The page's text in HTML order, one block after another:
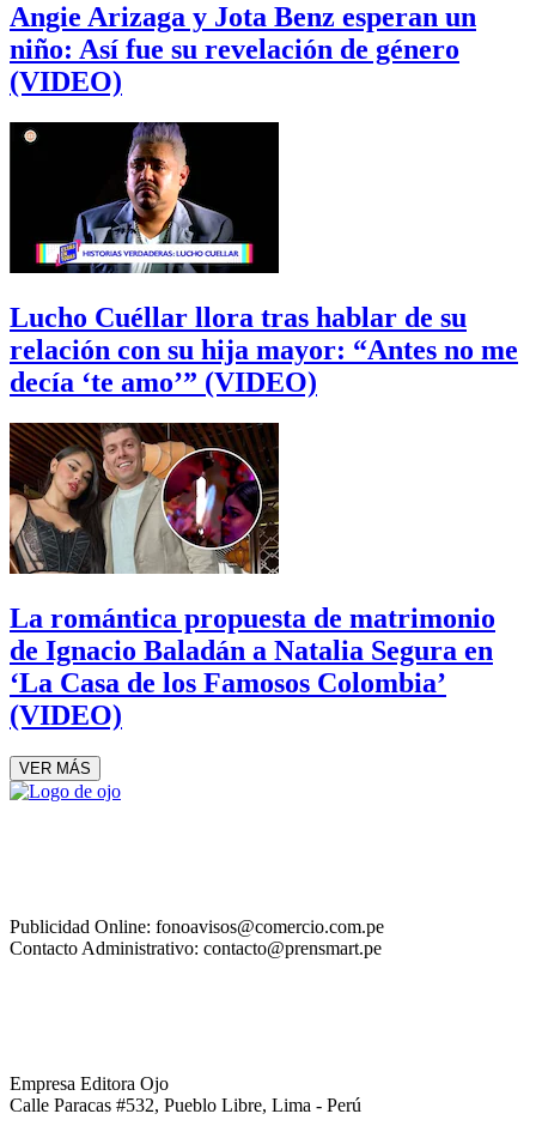
Angie Arizaga y Jota Benz esperan un
niño: Así fue su revelación de género
(VIDEO)
Lucho Cuéllar llora tras hablar de su
relación con su hija mayor: “Antes no me
decía ‘te amo’” (VIDEO)
La romántica propuesta de matrimonio
de Ignacio Baladán a Natalia Segura en
‘La Casa de los Famosos Colombia’
(VIDEO)
VER MÁS
Publicidad Online: fonoavisos@comercio.com.pe
Contacto Administrativo: contacto@prensmart.pe
Empresa Editora Ojo
Calle Paracas #532, Pueblo Libre, Lima - Perú